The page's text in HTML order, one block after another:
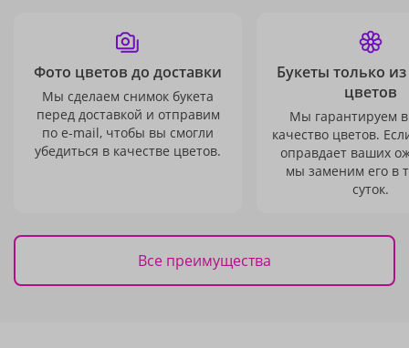
Фото цветов до доставки
Мы сделаем снимок букета
перед доставкой и отправим
по e-mail, чтобы вы смогли
убедиться в качестве цветов.
Букеты только
цветов
Мы гарантируем
качество цветов.
оправдает ваших
мы заменим его в
суток.
Все преимущества